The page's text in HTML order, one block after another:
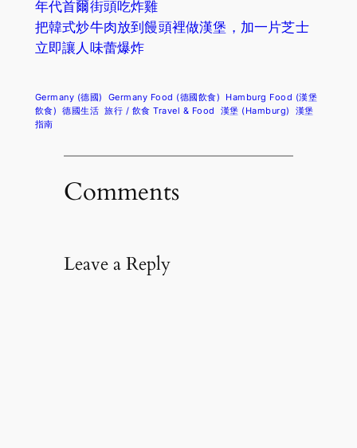
年代首爾街頭吃炸雞
把韓式炒牛肉放到饅頭裡做漢堡，加一片芝士
立即讓人味蕾爆炸
Germany (德國) Germany Food (德國飲食)
Hamburg Food (漢堡
飲食) 德國生活 旅行 / 飲食 Travel & Food 漢堡 (Hamburg)
漢堡
指南
Comments
Leave a Reply